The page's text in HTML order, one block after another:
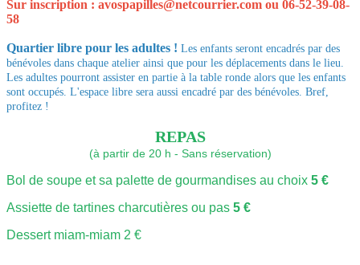
Sur inscription : avospapilles@netcourrier.com ou 06-52-39-08-
58
Quartier libre pour les adultes ! Les enfants seront encadrés par des
bénévoles dans chaque atelier ainsi que pour les déplacements dans le lieu.
Les adultes pourront assister en partie à la table ronde alors que les enfants
sont occupés. L'espace libre sera aussi encadré par des bénévoles. Bref,
profitez !
REPAS
(à partir de 20 h - Sans réservation)
Bol de soupe et sa palette de gourmandises au choix 5 €
Assiette de tartines charcutières ou pas 5 €
Dessert miam-miam 2 €